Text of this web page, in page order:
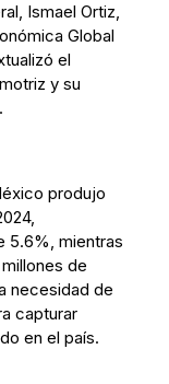
Ismael Ortiz,
Global
el
y su
produjo
5.6%, mientras
de
necesidad de
capturar
en el país.